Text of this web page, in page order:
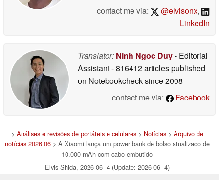
contact me via:
@elvisonx,
LinkedIn
Translator: Ninh Ngoc Duy- Editorial
Assistant- 816412 articles published
on Notebookchecksince 2008
contact me via:
Facebook
> Análises e revisões de portáteis e celulares> Notícias> Arquivo de
notícias 2026 06> A Xiaomi lança um power bank de bolso atualizado de
10.000 mAh com cabo embutido
Elvis Shida, 2026-06- 4 (Update: 2026-06- 4)